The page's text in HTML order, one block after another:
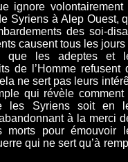
ignore volontairement
Syriens à Alep Ouest,
des soi-
causent tous les jours
que les adeptes et
de l’Homme refusent
ne sert pas leurs
qui révèle comment
les Syriens soit en
à la merci
morts pour émouvoir
qui ne sert qu’à